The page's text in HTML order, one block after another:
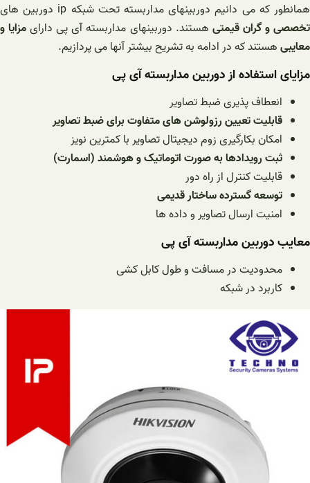
همانطور که می دانیم دوربینهای مداربسته تحت شبکه ip دوربین های
تخصصی و گران قیمتی هستند. دوربینهای مداربسته آی پی دارایمزایا و
معایبیهستند که در ادامه به تشریح بیشتر آنها می پردازیم.
مزایای استفاده از دوربین مداربسته آی پی
انعطاف پذیری ضبط تصاویر
قابلیت تعیین رزولوشن های متفاوت برای ضبط تصاویر
امکان بکارگیری زوم دیجیتال تصاویر با کمترین نویز
ثبت رویدادها به صورت اتوماتیک و هوشمند (اسمارت)
قابلیت کنترل از راه دور
توسعه گسترده ساختار قدیمی
امنیت ارسال تصاویر و داده ها
معایب دوربین مداربسته آی پی
محدودیت در مسافت و طول کابل کشی
کاربرد در شبکه